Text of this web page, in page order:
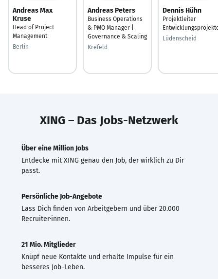
Andreas Max
Kruse
Head of Project
Management
Berlin
Andreas Peters
Business Operations
& PMO Manager |
Governance & Scaling
Krefeld
Dennis Hühn
Projektleiter
Lüdenscheid
XING – Das Jobs-Netzwerk
Über eine Million Jobs
Entdecke mit XING genau den Job, der wirklich zu Dir
passt.
Persönliche Job-Angebote
Lass Dich finden von Arbeitgebern und über 20.000
Recruiter·innen.
21 Mio. Mitglieder
Knüpf neue Kontakte und erhalte Impulse für ein
besseres Job-Leben.